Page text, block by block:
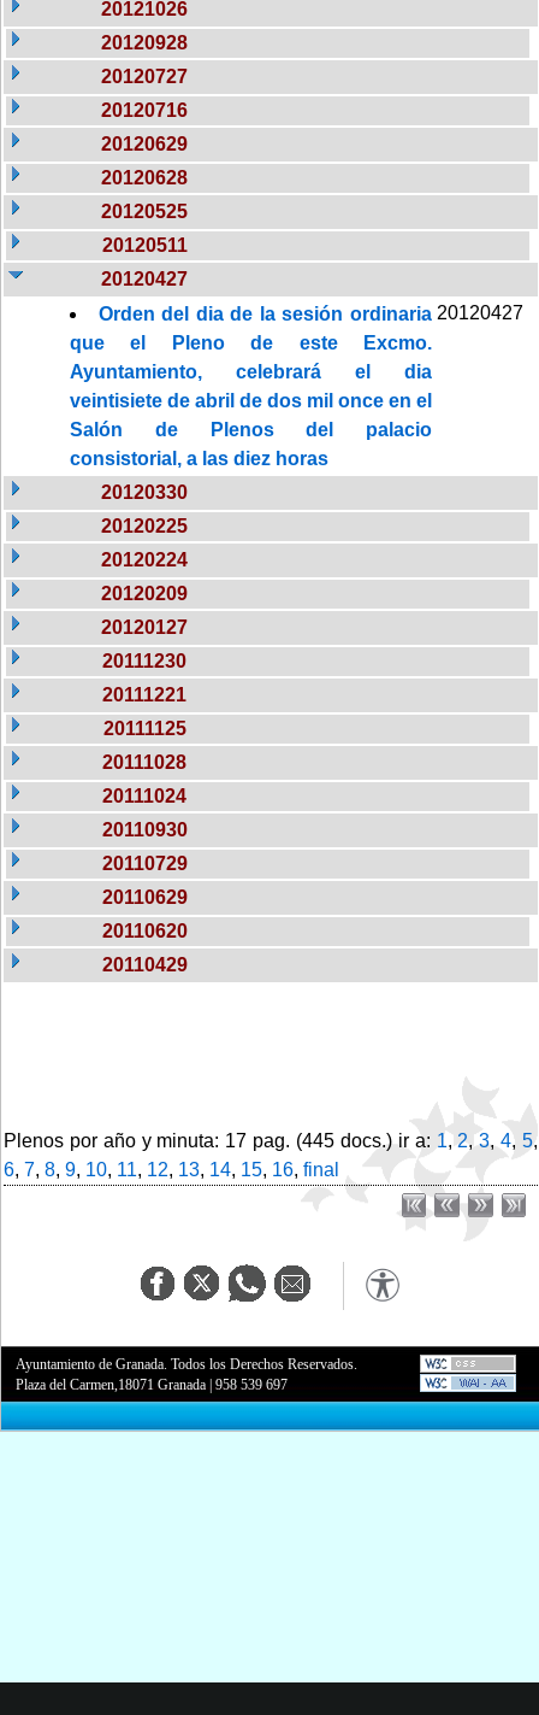
20121026
20120928
20120727
20120716
20120629
20120628
20120525
20120511
20120427
Orden del dia de la sesión ordinaria
que el Pleno de este Excmo.
Ayuntamiento, celebrará el dia
veintisiete de abril de dos mil once en el
Salón de Plenos del palacio
consistorial, a las diez horas
20120427
20120330
20120225
20120224
20120209
20120127
20111230
20111221
20111125
20111028
20111024
20110930
20110729
20110629
20110620
20110429
Plenos por año y minuta: 17 pag. (445 docs.) ir a: 1,2,3,4,5,
6, 7, 8, 9, 10, 11, 12, 13, 14, 15, 16, final
Ayuntamiento de Granada. Todos los Derechos Reservados.
Plaza del Carmen,18071 Granada |958 539 697